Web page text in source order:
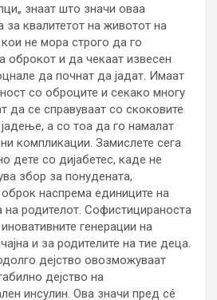
знаат што значи оваа
квалитетот на животот на
не мора строго да го
оброкот и да чекаат извесен
да почнат да јадат. Имаат
со оброците и секако многу
да се справуваат со скоковите
а со тоа да го намалат
компликации. Замислете сега
дете со дијабетес, каде не
збор за понудената,
оброк наспрема единиците на
на родителот. Софистицираноста
генерации на
и за родителите на тие деца.
дејство овозможуваат
дејство на
инсулин. Ова значи пред сé